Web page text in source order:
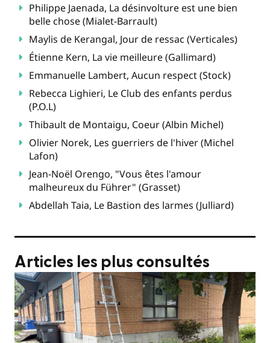
Philippe Jaenada, La désinvolture est une bien
belle chose (Mialet-Barrault)
Maylis de Kerangal, Jour de ressac (Verticales)
Étienne Kern, La vie meilleure (Gallimard)
Emmanuelle Lambert, Aucun respect (Stock)
Rebecca Lighieri, Le Club des enfants perdus
(P.O.L)
Thibault de Montaigu, Coeur (Albin Michel)
Olivier Norek, Les guerriers de l'hiver (Michel
Lafon)
Jean-Noël Orengo, "Vous êtes l'amour
malheureux du Führer" (Grasset)
Abdellah Taia, Le Bastion des larmes (Julliard)
Articles les plus consultés